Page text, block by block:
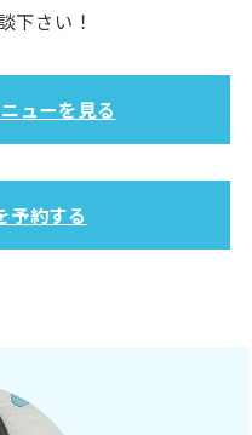
下さい！
ューを見る
約する